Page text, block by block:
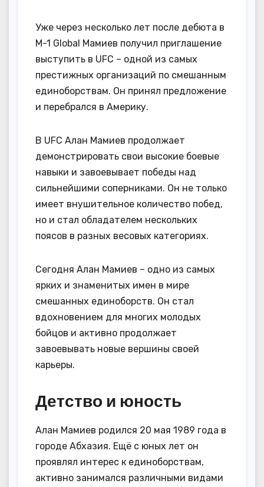
Уже через несколько лет после дебюта в
M-1 Global Мамиев получил приглашение
выступить в UFC – одной из самых
престижных организаций по смешанным
единоборствам. Он принял предложение
и перебрался в Америку.
В UFC Алан Мамиев продолжает
демонстрировать свои высокие боевые
навыки и завоевывает победы над
сильнейшими соперниками. Он не только
имеет внушительное количество побед,
но и стал обладателем нескольких
поясов в разных весовых категориях.
Сегодня Алан Мамиев – одно из самых
ярких и знаменитых имен в мире
смешанных единоборств. Он стал
вдохновением для многих молодых
бойцов и активно продолжает
завоевывать новые вершины своей
карьеры.
Детство и юность
Алан Мамиев родился 20 мая 1989 года в
городе Абхазия. Ещё с юных лет он
проявлял интерес к единоборствам,
активно занимался различными видами